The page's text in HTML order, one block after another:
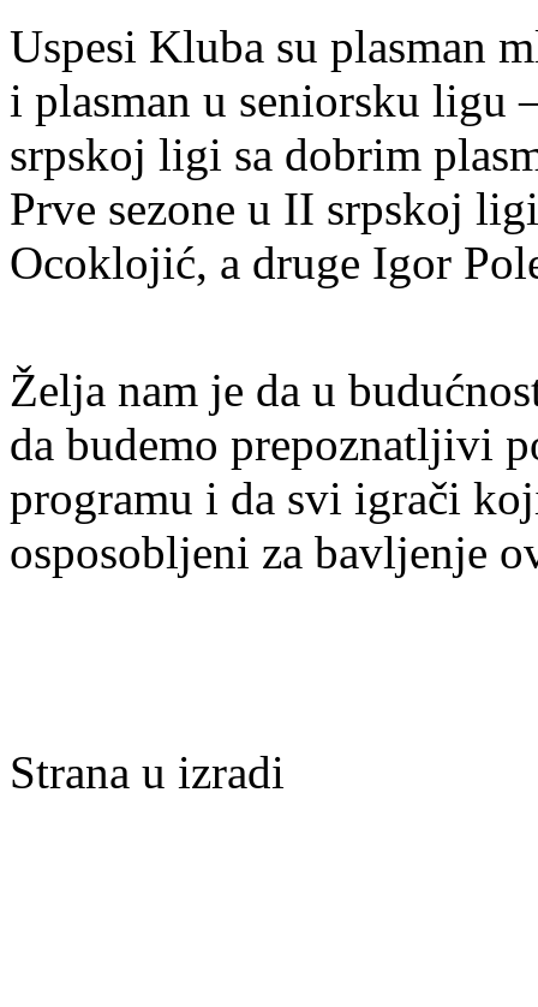
Uspesi Kluba su plasman
i plasman u seniorsku ligu
srpskoj ligi sa dobrim
Prve sezone u II srpskoj
Ocoklojić, a druge Igor
Želja nam je da u
da budemo prepoznatljivi
programu i da svi igrači
osposobljeni za bavljenje
Strana u izradi